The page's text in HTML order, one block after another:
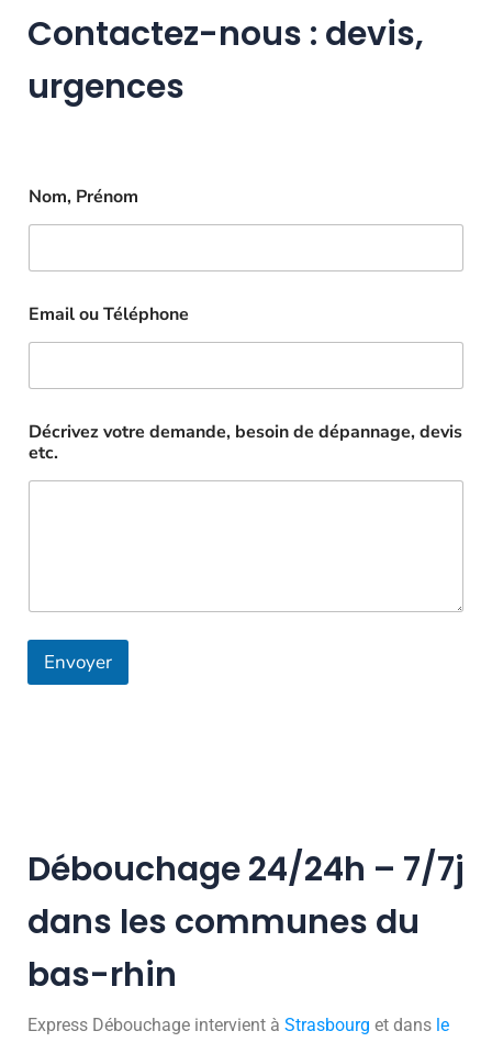
Contactez-nous : devis,
urgences
Nom, Prénom
Email ou Téléphone
Décrivez votre demande, besoin de dépannage, devis
etc.
Envoyer
Débouchage 24/24h – 7/7j
dans les communes du
bas-rhin
Express Débouchage intervient à Strasbourg et dans le